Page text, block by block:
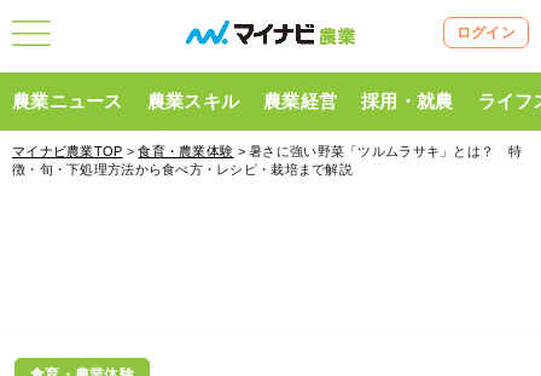
ログイン
農業ニュース 農業スキル 農業経営 採用・就農 ライフ
マイナビ農業TOP >食育・農業体験 > 暑さに強い野菜「ツルムラサキ」とは？ 特
徴・旬・下処理方法から食べ方・レシピ・栽培まで解説